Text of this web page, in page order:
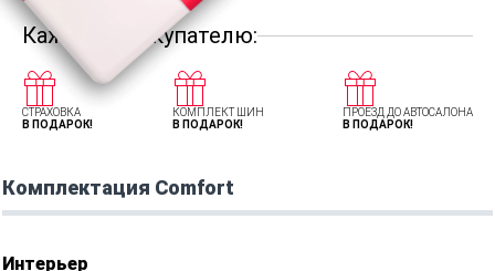
Каждому покупателю:
СТРАХОВКА
В ПОДАРОК!
КОМПЛЕКТ ШИН
В ПОДАРОК!
ПРОЕЗД ДО АВТОСАЛОНА
В ПОДАРОК!
Комплектация Comfort
Интерьер